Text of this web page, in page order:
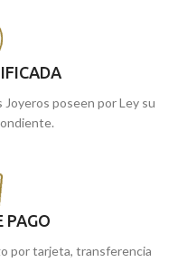
Joyeros poseen por Ley su
PAGO
por tarjeta, transferencia